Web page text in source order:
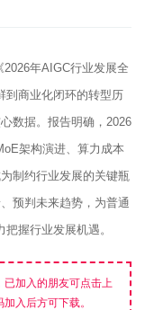
年AIGC行业发展全
到商业化闭环的转型历
数据。报告明确，2026
架构演进、算力成本
制约行业发展的关键瓶
预判未来趋势，为普通
握行业发展机遇。
已加入的朋友可点击上
入后方可下载。